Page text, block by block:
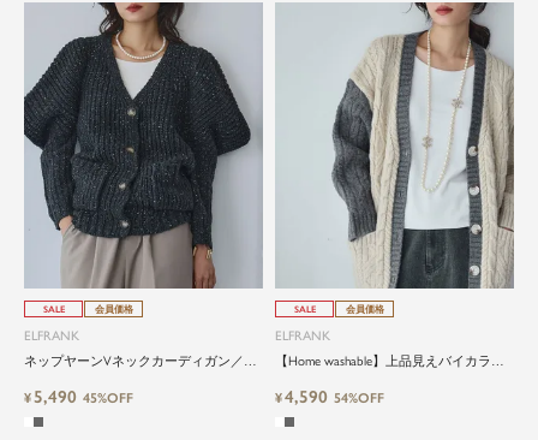
SALE 会員価格
ELFRANK
ネップヤーンVネックカーディガン／ふ
¥5,490 45%OFF
SALE 会員価格
ELFRANK
【Home washable】上品見えバイカラーV
で高見え
¥4,590 54%OFF